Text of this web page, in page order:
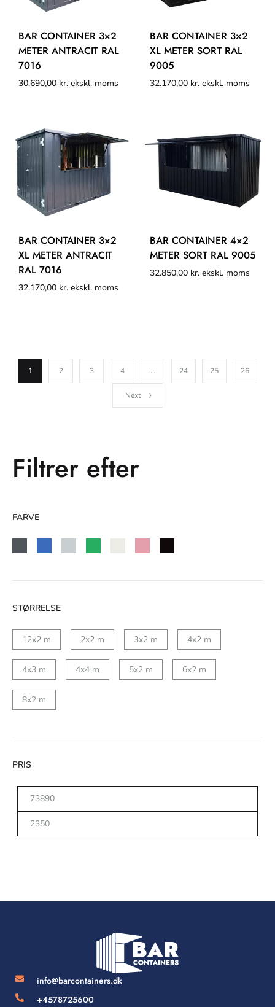
BAR CONTAINER 3×2
METER ANTRACIT RAL
7016
30.690,00 kr. ekskl. moms
BAR CONTAINER 3×2
XL METER SORT RAL
9005
32.170,00 kr. ekskl. moms
BAR CONTAINER 3×2
XL METER ANTRACIT
RAL 7016
32.170,00 kr. ekskl. moms
BAR CONTAINER 4×2
METER SORT RAL 9005
32.850,00 kr. ekskl. moms
1 2 3 4 … 24 25 26
Next
Filtrer efter
FARVE
STØRRELSE
12x2 m 2x2 m 3x2 m 4x2 m
4x3 m 4x4 m 5x2 m 6x2 m
8x2 m
PRIS
info@barcontainers.dk
+4578725600